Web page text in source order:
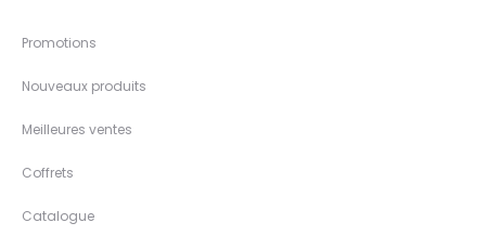
Promotions
Nouveaux produits
Meilleures ventes
Coffrets
Catalogue